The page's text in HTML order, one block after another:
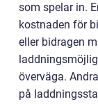
som spelar in.
kostnaden för
eller bidragen
överväga.
på